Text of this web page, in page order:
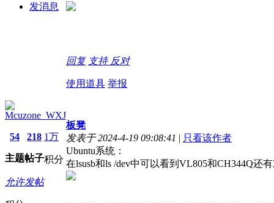
发消息
回复 支持 反对
使用道具 举报
Mcuzone_WXJ
54
主题
218
帖子
1万
积分
允许发帖
板凳
发表于 2024-4-19 09:08:41 | 只看该作者
Ubuntu系统：
在lsusb和ls /dev中可以看到VL805和CH344Q还